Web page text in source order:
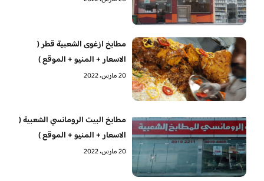
مطابخ ازغوى الشعبية قطر (
الاسعار + المنيو + الموقع )
20 مارس، 2022
مطابخ البيت الرومانسي الشعبية (
الاسعار + المنيو + الموقع )
20 مارس، 2022